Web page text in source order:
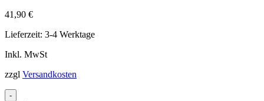
41,90 €
Lieferzeit: 3-4 Werktage
Inkl. MwSt
zzgl Versandkosten
-